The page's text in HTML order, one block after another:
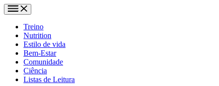
Treino
Nutrition
Estilo de vida
Bem-Estar
Comunidade
Ciência
Listas de Leitura